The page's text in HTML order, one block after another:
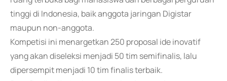
tinggi di Indonesia, baik anggota jaringan Digistar
maupun non-anggota.
Kompetisi ini menargetkan 250 proposal ide inovatif
yang akan diseleksi menjadi 50 tim semifinalis, lalu
dipersempit menjadi 10 tim finalis terbaik.